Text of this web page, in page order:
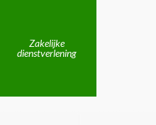
Zakelijke
dienstverlening